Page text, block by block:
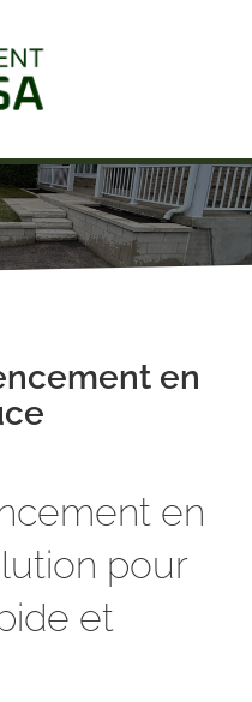
en
en
pour
et